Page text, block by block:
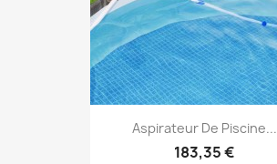
Aspirateur De Piscine...
183,35 €